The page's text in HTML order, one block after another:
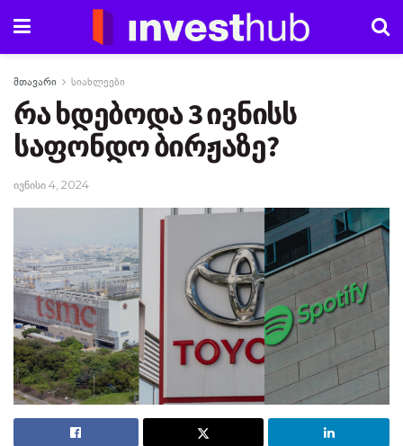
მთავარი სიახლეები
რა ხდებოდა 3 ივნისს
საფონდო ბირჟაზე?
ივნისი 4, 2024